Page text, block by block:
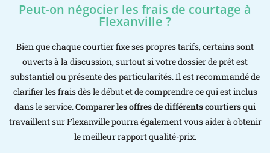
Peut-on négocier les frais de courtage à
Flexanville ?
Bien que chaque courtier fixe ses propres tarifs, certains sont
ouverts à la discussion, surtout si votre dossier de prêt est
substantiel ou présente des particularités. Il est recommandé de
clarifier les frais dès le début et de comprendre ce qui est inclus
dans le service.Comparer les offres de différents courtiersqui
travaillent sur Flexanville pourra également vous aider à obtenir
le meilleur rapport qualité-prix.